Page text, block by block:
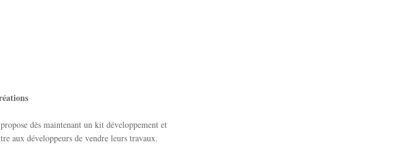
dès maintenant un kit développement et
aux développeurs de vendre leurs travaux.